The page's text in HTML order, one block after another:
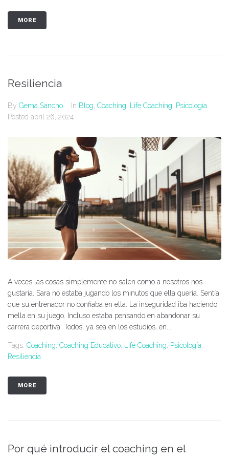
MORE
Resiliencia
By Gema Sancho In Blog Coaching Life Coaching Psicología
Posted abril 26, 2024
A veces las cosas simplemente no salen como a nosotros nos
gustaría. Sara no estaba jugando los minutos que ella quería. Sentía
que su entrenador no confiaba en ella. La inseguridad iba haciendo
mella en su juego. Incluso estaba pensando en abandonar su
carrera deportiva. Todos, ya sea en los estudios, en...
Tags: Coaching Coaching Educativo Life Coaching Psicología
Resiliencia
MORE
Por qué introducir el coaching en el